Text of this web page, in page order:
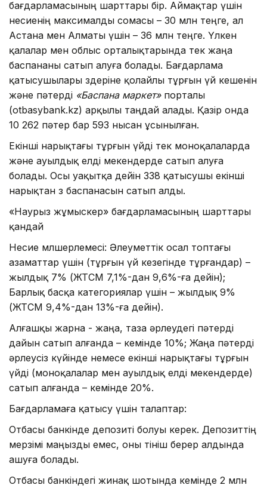
бағдарламасының шарттары бір. Аймақтар үшін
несиенің максималды сомасы – 30 млн теңге, ал
Астана мен Алматы үшін – 36 млн теңге. Үлкен
қалалар мен облыс орталықтарында тек жаңа
баспананы сатып алуға болады. Бағдарлама
қатысушылары өздеріне қолайлы тұрғын үй кешенін
және пәтерді «Баспана маркет»порталы
(otbasybank.kz) арқылы таңдай алады. Қазір онда
10 262 пәтер бар 593 нысан ұсынылған.
Екінші нарықтағы тұрғын үйді тек моноқалаларда
және ауылдық елді мекендерде сатып алуға
болады. Осы уақытқа дейін 338 қатысушы екінші
нарықтан өз баспанасын сатып алды.
«Наурыз жұмыскер» бағдарламасының шарттары
қандай
Несие мөлшерлемесі: Әлеуметтік осал топтағы
азаматтар үшін (тұрғын үй кезегінде тұрғандар) –
жылдық 7% (ЖТСМ 7,1%-дан 9,6%-ға дейін);
Барлық басқа категориялар үшін – жылдық 9%
(ЖТСМ 9,4%-дан 13%-ға дейін).
Алғашқы жарна - жаңа, таза әрлеудегі пәтерді
дайын сатып алғанда – кемінде 10%; Жаңа пәтерді
әрлеусіз күйінде немесе екінші нарықтағы тұрғын
үйді (моноқалалар мен ауылдық елді мекендерде)
сатып алғанда – кемінде 20%.
Бағдарламаға қатысу үшін талаптар:
Отбасы банкінде депозиті болуы керек. Депозиттің
мерзімі маңызды емес, оны өтініш берер алдында
ашуға болады.
Отбасы банкіндегі жинақ шотында кемінде 2 млн